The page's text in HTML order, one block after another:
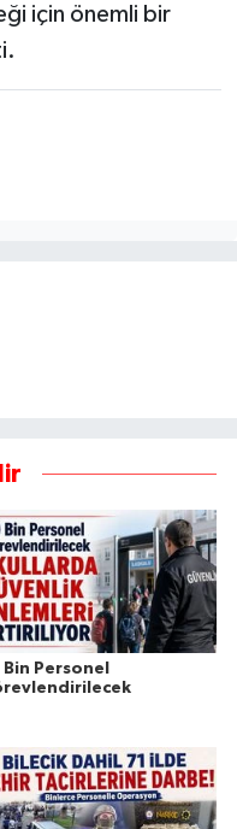
için önemli bir
Bin Personel